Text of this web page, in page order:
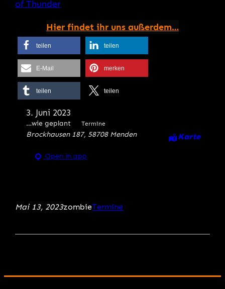
of Thunder
Hier findet ihr uns außerdem…
teilen teilen
E-Mail merken
teilen teilen
3. Juni 2023
…wie geplant Termine
Brockhausen 187, 58708 Menden Karte
Open in app
Mai 13, 2023zombieTermine